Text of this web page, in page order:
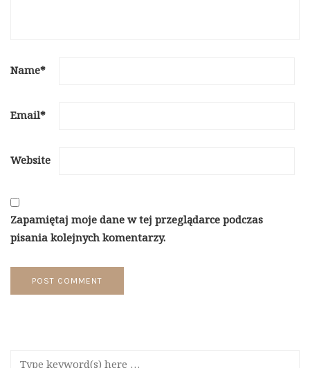
Name*
Email*
Website
Zapamiętaj moje dane w tej przeglądarce podczas
pisania kolejnych komentarzy.